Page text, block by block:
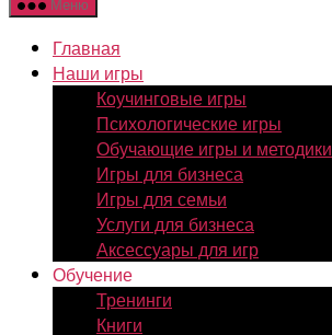
Меню
Главная
Наши игры
Коучинговые игры
Психологические игры
Обучающие игры и методики
Игры для бизнеса
Игры для семьи
Услуги для бизнеса
Аксессуары для игр
Обучение
Тренинги
Книги